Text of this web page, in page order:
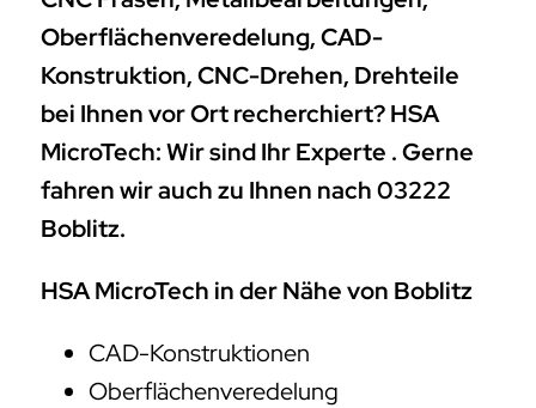
Oberflächenveredelung, CAD-
Konstruktion, CNC-Drehen, Drehteile
bei Ihnen vor Ort recherchiert? HSA
MicroTech: Wir sind Ihr Experte . Gerne
fahren wir auch zu Ihnen nach 03222
Boblitz.
HSA MicroTech in der Nähe von Boblitz
CAD-Konstruktionen
Oberflächenveredelung